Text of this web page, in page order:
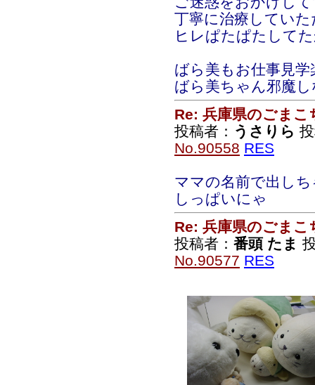
丁寧に治療してい
ヒレぱたぱたして
ばら美もお仕事見
ばら美ちゃん邪魔
Re: 兵庫県のごまこ
投稿者： うさりら
No.90558 RES
ママの名前で出し
しっぱいにゃ
Re: 兵庫県のごまこ
投稿者： 番頭 たま
No.90577 RES